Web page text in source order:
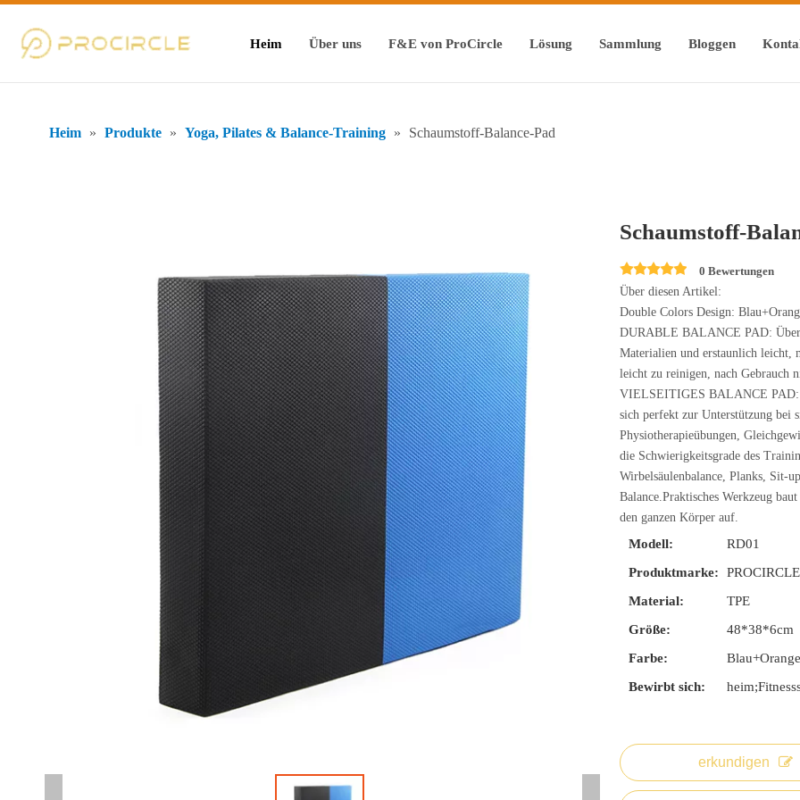
Heim Über uns F&E von ProCircle Lösung Sammlung Bloggen
Heim » Produkte » Yoga, Pilates & Balance-Training » Schaumstoff-Balance-Pad
Schaumstoff-
0 Bewertungen
Über diesen Artikel:
Double Colors Design:
DURABLE BALANCE PAD:
Materialien und erstaunlich leicht,
leicht zu reinigen, nach Gebrauch
VIELSEITIGES BALANCE PAD:
sich perfekt zur Unterstützung bei
Physiotherapieübungen,
die Schwierigkeitsgrade des
Wirbelsäulenbalance, Planks, Sit-
Balance.Praktisches Werkzeug
den ganzen Körper auf.
Modell:
RD01
Produktmarke:
PROCIRCLE
Material:
TPE
Größe:
48*38*6cm
Farbe:
Bewirbt sich:
erkundigen